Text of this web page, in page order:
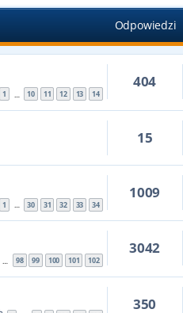
Odpowiedzi
1 … 10 11 12 13 14
404
15
1 … 30 31 32 33 34
1009
… 98 99 100 101 102
3042
350